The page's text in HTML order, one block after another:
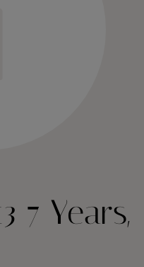
7 Years,